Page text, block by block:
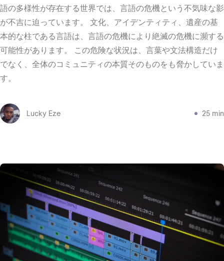
語の多様性が存在する世界では、言語の危機という不気味な影
が不吉に迫っています。 文化、アイデンティティ、遺産の基
本的な柱である言語は、言語の危機により絶滅の危機に瀕する
可能性があります。 この危険な状況は、言葉や文法構造だけ
でなく、全体のコミュニティの本質そのものをも脅かしていま
す。
Lucky Eze 25 min